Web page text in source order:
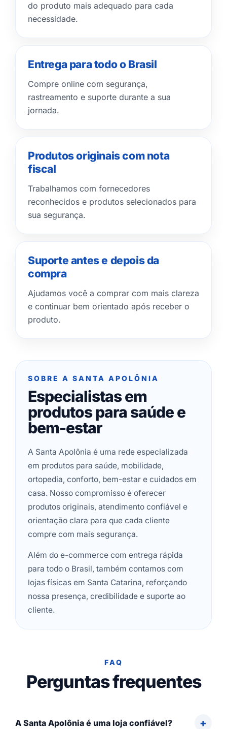
do produto mais adequado para cada
necessidade.
Entrega para todo o Brasil
Compre online com segurança,
rastreamento e suporte durante a sua
jornada.
Produtos originais com nota
fiscal
Trabalhamos com fornecedores
reconhecidos e produtos selecionados para
sua segurança.
Suporte antes e depois da
compra
Ajudamos você a comprar com mais clareza
e continuar bem orientado após receber o
produto.
SOBRE A SANTA APOLÔNIA
Especialistas em
produtos para saúde e
bem-estar
A Santa Apolônia é uma rede especializada
em produtos para saúde, mobilidade,
ortopedia, conforto, bem-estar e cuidados em
casa. Nosso compromisso é oferecer
produtos originais, atendimento confiável e
orientação clara para que cada cliente
compre com mais segurança.
Além do e-commerce com entrega rápida
para todo o Brasil, também contamos com
lojas físicas em Santa Catarina, reforçando
nossa presença, credibilidade e suporte ao
cliente.
FAQ
Perguntas frequentes
A Santa Apolônia é uma loja confiável?